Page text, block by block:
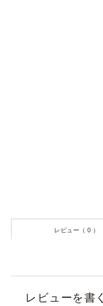
レビュー（ 0 ）
レビューを書く